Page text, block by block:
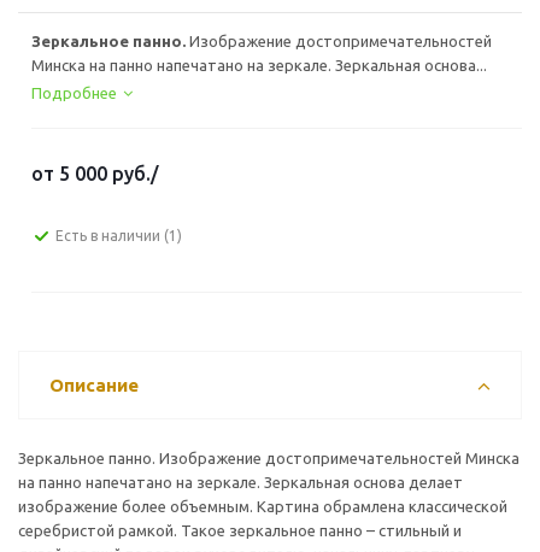
Зеркальное панно. Изображение достопримечательностей
Минска на панно напечатано на зеркале. Зеркальная основа...
Подробнее
от 5 000 руб./
Есть в наличии (1)
Описание
Зеркальное панно. Изображение достопримечательностей Минска
на панно напечатано на зеркале. Зеркальная основа делает
изображение более объемным. Картина обрамлена классической
серебристой рамкой. Такое зеркальное панно – стильный и